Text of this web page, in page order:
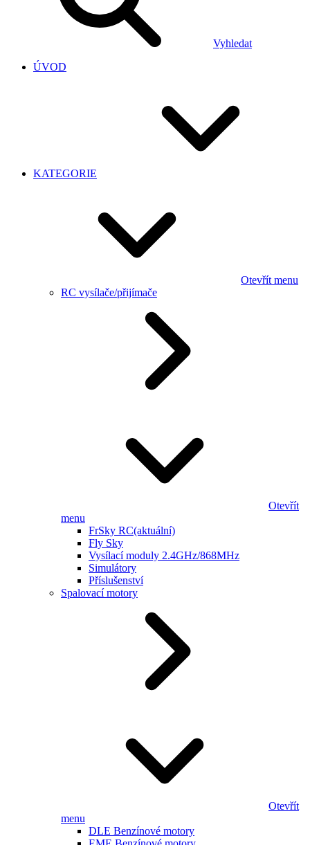
Vyhledat
ÚVOD
KATEGORIE
Otevřít menu
RC vysílače/přijímače
Otevřít
menu
FrSky RC(aktuální)
Fly Sky
Vysílací moduly 2.4GHz/868MHz
Simulátory
Příslušenství
Spalovací motory
Otevřít
menu
DLE Benzínové motory